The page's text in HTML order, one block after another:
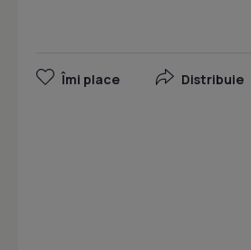
Îmi place Distribuie